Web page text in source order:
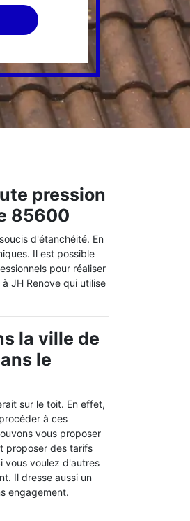
pression
85600
d'étanchéité. En
Il est possible
pour réaliser
JH Renove qui utilise
la ville de
le
sur le toit. En effet,
à ces
vous proposer
proposer des tarifs
vous voulez d'autres
Il dresse aussi un
engagement.